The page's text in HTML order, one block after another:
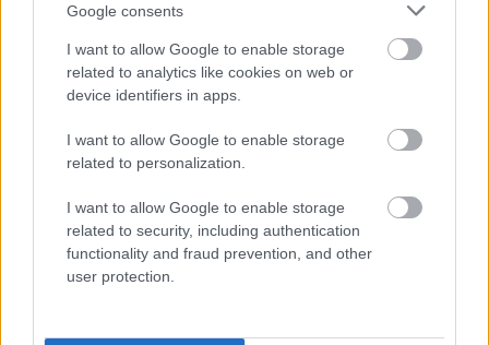
Google consents
I want to allow Google to enable storage
related to analytics like cookies on web or
device identifiers in apps.
I want to allow Google to enable storage
related to personalization.
I want to allow Google to enable storage
related to security, including authentication
functionality and fraud prevention, and other
user protection.
Poprawna pisownia:Asam
Ciekawostki
kaznodzieja— Kaznodzieja — co to właściwie znaczy?
— Pochodzenie
Mogą Cię zainteresować również hasła